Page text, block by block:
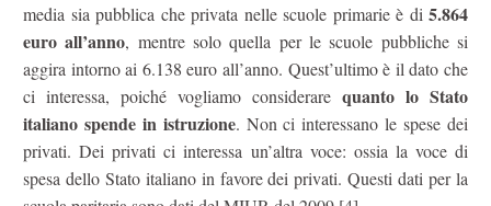
media sia pubblica che privata nelle scuole primarie è di 5.864
euro all’anno, mentre solo quella per le scuole pubbliche si
aggira intorno ai 6.138 euro all’anno. Quest’ultimo è il dato che
ci interessa, poiché vogliamo considerare quanto lo Stato
italiano spende in istruzione. Non ci interessano le spese dei
privati. Dei privati ci interessa un’altra voce: ossia la voce di
spesa dello Stato italiano in favore dei privati. Questi dati per la